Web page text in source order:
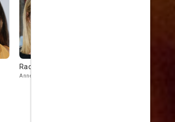
Rachael Taylor
Anne Morris